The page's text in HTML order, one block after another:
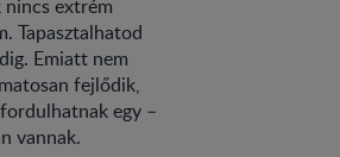
nincs extrém
Tapasztalhatod
Emiatt nem
fejlődik,
egy –
vannak.